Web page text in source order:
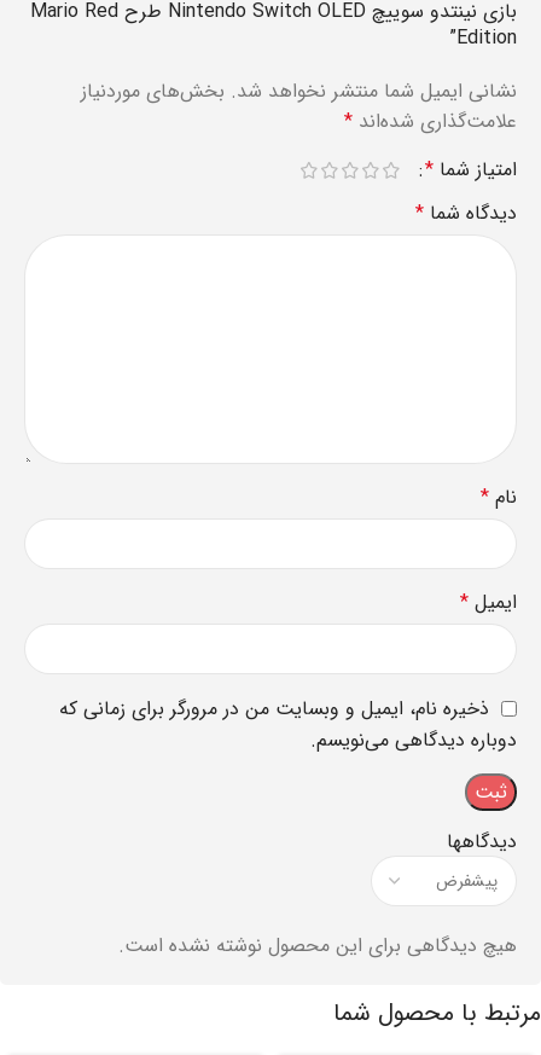
دیدگاهها
هیچ دیدگاهی برای این محصول نوشته نشده است.
بازی نینتدو سوییچ Nintendo Switch OLED طرح Mario Red
Edition”
نشانی ایمیل شما منتشر نخواهد شد. بخش‌های موردنیاز
علامت‌گذاری شده‌اند *
امتیاز شما *
دیدگاه شما *
نام *
ایمیل *
ذخیره نام، ایمیل و وبسایت من در مرورگر برای زمانی که
دوباره دیدگاهی می‌نویسم.
مرتبط با محصول شما